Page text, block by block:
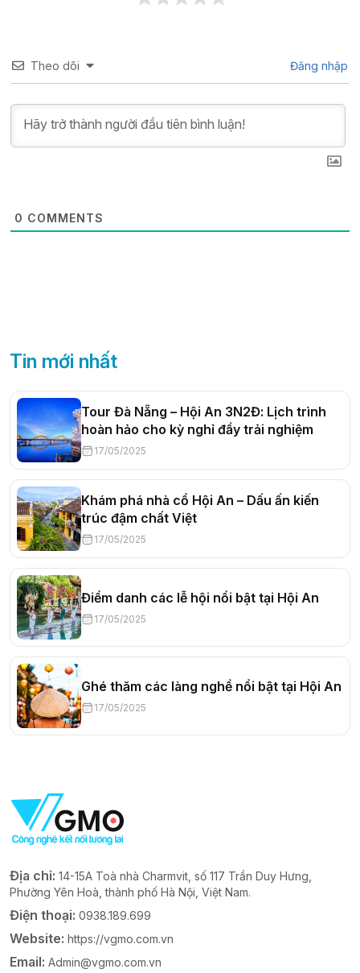
Theo dõi Đăng nhập
0 COMMENTS
Tin mới nhất
Tour Đà Nẵng – Hội An 3N2Đ: Lịch trình
hoàn hảo cho kỳ nghỉ đầy trải nghiệm
17/05/2025
Khám phá nhà cổ Hội An – Dấu ấn kiến
trúc đậm chất Việt
17/05/2025
Điểm danh các lễ hội nổi bật tại Hội An
17/05/2025
Ghé thăm các làng nghề nổi bật tại Hội An
17/05/2025
Địa chỉ: 14-15A Toà nhà Charmvit, số 117 Trần Duy Hưng,
Phường Yên Hoà, thành phố Hà Nội, Việt Nam.
Điện thoại: 0938.189.699
Website: https://vgmo.com.vn
Email: Admin@vgmo.com.vn